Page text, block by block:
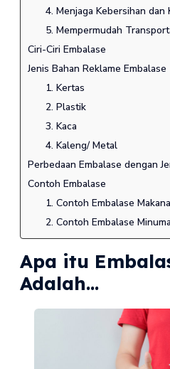
4. Menjaga Kebersihan dan
5. Mempermudah
Ciri-Ciri Embalase
Jenis Bahan Reklame Embalase
1. Kertas
2. Plastik
3. Kaca
4. Kaleng/ Metal
Perbedaan Embalase dengan
Contoh Embalase
1. Contoh Embalase
2. Contoh Embalase
Apa itu
Adalah...